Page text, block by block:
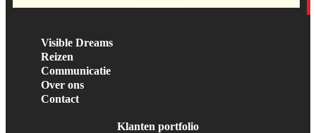
Visible Dreams
Reizen
Communicatie
Over ons
Contact
Klanten portfolio